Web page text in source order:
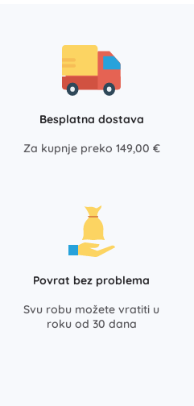
Besplatna dostava
Za kupnje preko 149,00 €
Povrat bez problema
Svu robu možete vratiti u
roku od 30 dana